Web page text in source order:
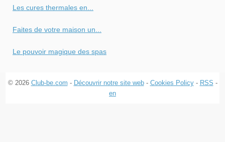
Les cures thermales en...
Faites de votre maison un...
Le pouvoir magique des spas
© 2026 Club-be.com - Découvrir notre site web- Cookies Policy- RSS -
en